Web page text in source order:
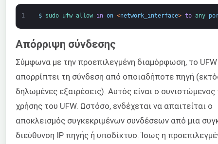
1 $ sudo ufw allow in on <network_interface> to any
Απόρριψη σύνδεσης
Σύμφωνα με την προεπιλεγμένη διαμόρφωση, το
απορρίπτει τη σύνδεση από οποιαδήποτε πηγή
δηλωμένες εξαιρέσεις). Αυτός είναι ο
χρήσης του UFW. Ωστόσο, ενδέχεται να απαιτείται ο
αποκλεισμός συγκεκριμένων συνδέσεων από μια
διεύθυνση IP πηγής ή υποδίκτυο. Ίσως η